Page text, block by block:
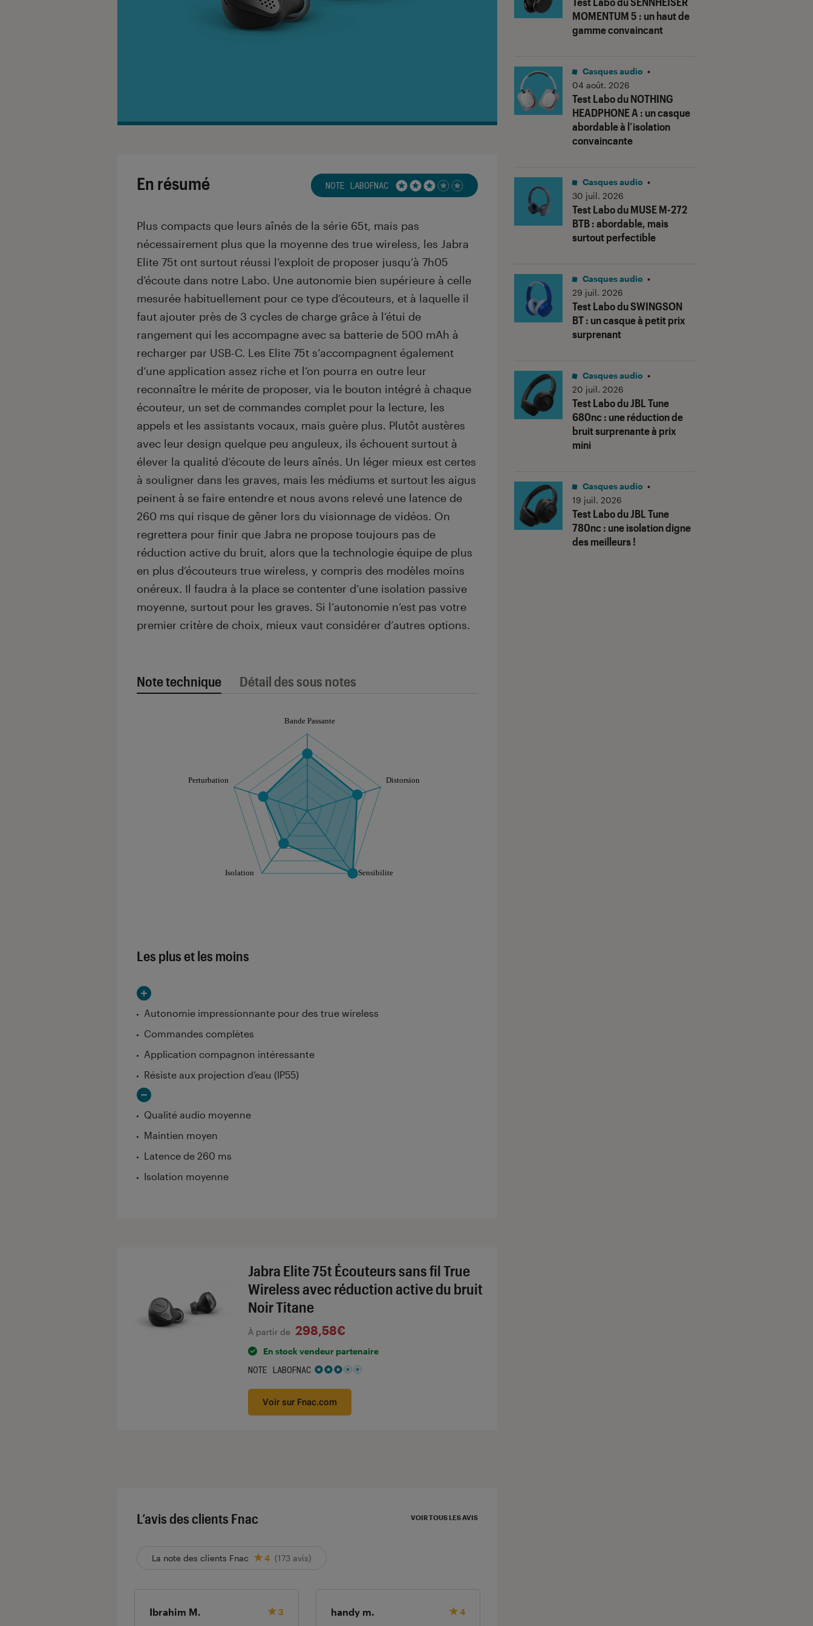
En résumé NOTE LABOFNAC Noté 3 étoiles sur 5
Plus compacts que leurs aînés de la série 65t, mais pas
nécessairement plus que la moyenne des true wireless, les Jabra
Elite 75t ont surtout réussi l’exploit de proposer jusqu’à 7h05
d’écoute dans notre Labo. Une autonomie bien supérieure à celle
mesurée habituellement pour ce type d’écouteurs, et à laquelle il
faut ajouter près de 3 cycles de charge grâce à l’étui de
rangement qui les accompagne avec sa batterie de 500 mAh à
recharger par USB-C. Les Elite 75t s’accompagnent également
d’une application assez riche et l’on pourra en outre leur
reconnaître le mérite de proposer, via le bouton intégré à chaque
écouteur, un set de commandes complet pour la lecture, les
appels et les assistants vocaux, mais guère plus. Plutôt austères
avec leur design quelque peu anguleux, ils échouent surtout à
élever la qualité d’écoute de leurs aînés. Un léger mieux est certes
à souligner dans les graves, mais les médiums et surtout les aigus
peinent à se faire entendre et nous avons relevé une latence de
260 ms qui risque de gêner lors du visionnage de vidéos. On
regrettera pour finir que Jabra ne propose toujours pas de
réduction active du bruit, alors que la technologie équipe de plus
en plus d’écouteurs true wireless, y compris des modèles moins
onéreux. Il faudra à la place se contenter d’une isolation passive
moyenne, surtout pour les graves. Si l’autonomie n’est pas votre
premier critère de choix, mieux vaut considérer d’autres options.
Note technique Détail des sous notes
Les plus et les moins
Autonomie impressionnante pour des true wireless
Commandes complètes
Application compagnon intéressante
Résiste aux projection d’eau (IP55)
Qualité audio moyenne
Maintien moyen
Latence de 260 ms
Isolation moyenne
Jabra Elite 75t Écouteurs sans fil True
Wireless avec réduction active du bruit
Noir Titane
À partir de 298,58€
En stock vendeur partenaire
NOTE LABOFNAC
Noté 3 étoiles sur 5
Voir sur Fnac.com
L’avis des clients Fnac VOIR TOUS LES AVIS
La note des clients Fnac 4 (173 avis)
Ibrahim M. 3 handy m. 4
MOMENTUM 5 : un haut de
gamme convaincant
Test Labo du NOTHING
HEADPHONE A : un casque
abordable à l’isolation
convaincante
Casques audio •
04 août. 2026
Test Labo du MUSE M-272
BTB : abordable, mais
surtout perfectible
Casques audio •
30 juil. 2026
Test Labo du SWINGSON
BT : un casque à petit prix
surprenant
Casques audio •
29 juil. 2026
Test Labo du JBL Tune
680nc : une réduction de
bruit surprenante à prix
mini
Casques audio •
20 juil. 2026
Test Labo du JBL Tune
780nc : une isolation digne
des meilleurs !
Casques audio •
19 juil. 2026